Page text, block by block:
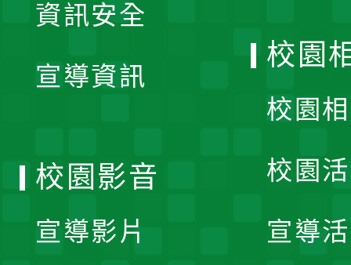
資訊安全
宣導資訊
校園
校園
校園
宣導
校園影音
宣導影片